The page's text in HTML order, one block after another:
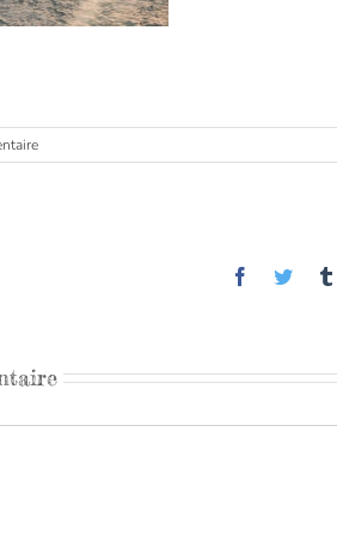
Facebook
Twitter